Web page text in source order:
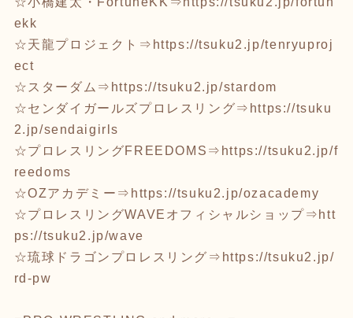
ekk
☆天龍プロジェクト⇒ https://tsuku2.jp/tenryuproj
ect
☆スターダム⇒ https://tsuku2.jp/stardom
☆センダイガールズプロレスリング⇒ https://tsuku
2.jp/sendaigirls
☆プロレスリングFREEDOMS⇒ https://tsuku2.jp/f
reedoms
☆OZアカデミー⇒ https://tsuku2.jp/ozacademy
☆プロレスリングWAVEオフィシャルショップ⇒ htt
ps://tsuku2.jp/wave
☆琉球ドラゴンプロレスリング⇒ https://tsuku2.jp/
rd-pw